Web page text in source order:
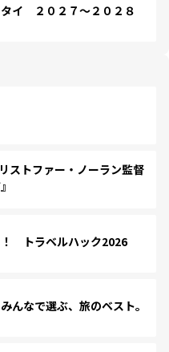
イ ２０２７～２０２８
ストファー・ノーラン監督
トラベルハック2026
なで選ぶ、旅のベスト。